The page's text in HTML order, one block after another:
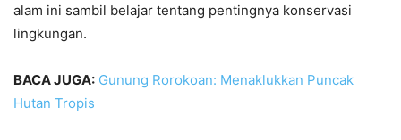
alam ini sambil belajar tentang pentingnya konservasi
lingkungan.
BACA JUGA: Gunung Rorokoan: Menaklukkan Puncak
Hutan Tropis